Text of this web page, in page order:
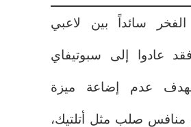
سائداً بين لاعبي
عادوا إلى سبوتيفاي
عدم إضاعة ميزة
منافس صلب مثل أتلتيك،